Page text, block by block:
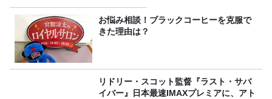
お悩み相談！ブラックコーヒーを克服で
きた理由は？
リドリー・スコット監督『ラスト・サバ
イバー』日本最速IMAXプレミアに、アト